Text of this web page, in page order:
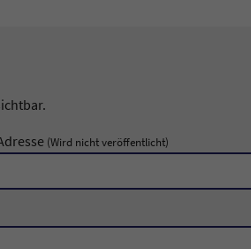
(Wird nicht veröffentlicht)